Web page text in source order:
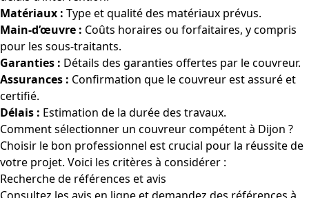
Matériaux : Type et qualité des matériaux prévus.
Main-d’œuvre : Coûts horaires ou forfaitaires, y compris
pour les sous-traitants.
Garanties : Détails des garanties offertes par le couvreur.
Assurances : Confirmation que le couvreur est assuré et
certifié.
Délais : Estimation de la durée des travaux.
Comment sélectionner un couvreur compétent à Dijon ?
Choisir le bon professionnel est crucial pour la réussite de
votre projet. Voici les critères à considérer :
Recherche de références et avis
Consultez les avis en ligne et demandez des références à